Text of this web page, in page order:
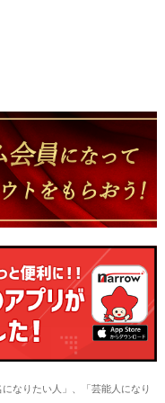
なりたい人」、「芸能人になり